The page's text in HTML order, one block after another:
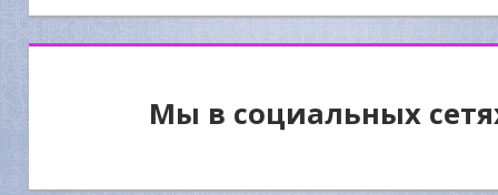
Мы в социальных